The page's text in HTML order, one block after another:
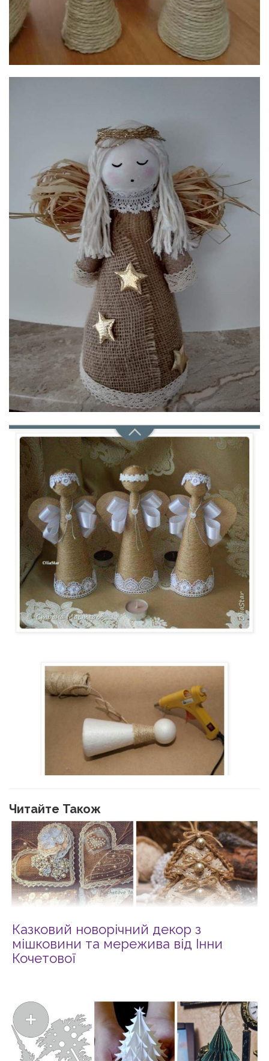
Читайте Також
Казковий новорічний декор з
мішковини та мережива від Інни
Кочетової